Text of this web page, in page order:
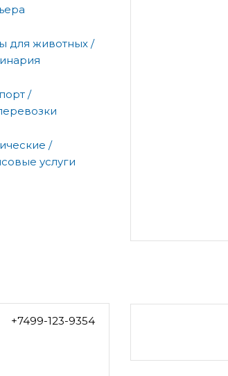
для животных /
/
/
услуги
+7499-123-9354